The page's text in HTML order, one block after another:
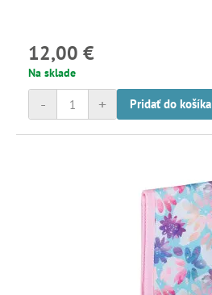
12,00 €
Na sklade
+
- Pridať do košíka